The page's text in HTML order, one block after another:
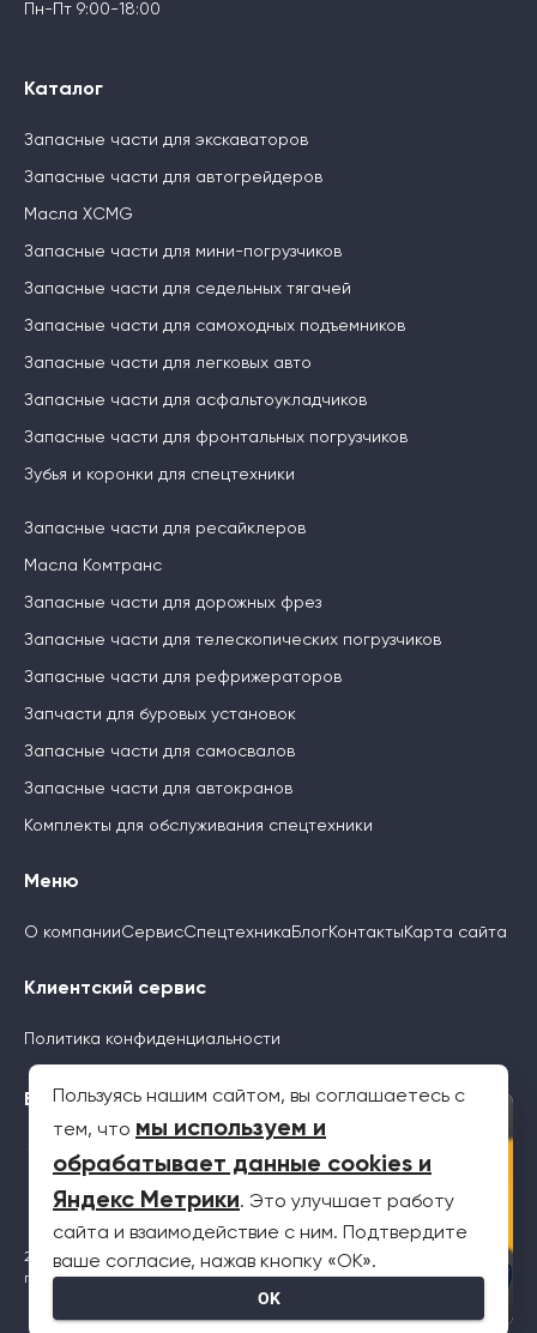
Пн-Пт 9:00-18:00
Каталог
Запасные части для экскаваторов
Запасные части для автогрейдеров
Масла XCMG
Запасные части для мини-погрузчиков
Запасные части для седельных тягачей
Запасные части для самоходных подъемников
Запасные части для легковых авто
Запасные части для асфальтоукладчиков
Запасные части для фронтальных погрузчиков
Зубья и коронки для спецтехники
Запасные части для ресайклеров
Масла Комтранс
Запасные части для дорожных фрез
Запасные части для телескопических погрузчиков
Запасные части для рефрижераторов
Запчасти для буровых установок
Запасные части для самосвалов
Запасные части для автокранов
Комплекты для обслуживания спецтехники
Меню
О компанииСервисСпецтехника БлогКонтакты Карта сайта
Клиентский сервис
Политика конфиденциальности
Будьте с нами
2026 © Все права защищены. Информация на сайте не является
публичной офертой
Пользуясь нашим сайтом, вы соглашаетесь с
тем, что мы используем и
обрабатывает данные cookies и
Яндекс Метрики. Это улучшает работу
сайта и взаимодействие с ним. Подтвердите
ваше согласие, нажав кнопку «OK».
OK